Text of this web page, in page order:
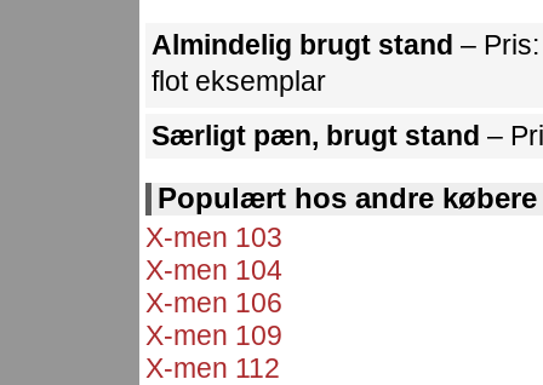
Almindelig brugt stand –
flot eksemplar
Særligt pæn, brugt stand –
Populært hos andre købere
X-men 103
X-men 104
X-men 106
X-men 109
X-men 112